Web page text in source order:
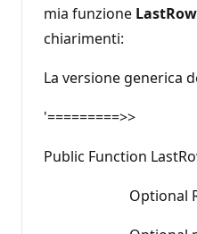
mia funzione LastRow
chiarimenti:
La versione generica
'=========>>
Public Function
Optional Rng